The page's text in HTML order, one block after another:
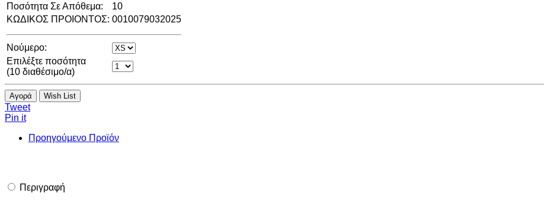
Ποσότητα Σε Απόθεμα:
10
ΚΩΔΙΚΟΣ ΠΡΟΙΟΝΤΟΣ: 0010079032025
Νούμερο:
Επιλέξτε ποσότητα
(10 διαθέσιμο/α)
Αγορά Wish List
Tweet
Pin it
Προηγούμενο Προϊόν
Περιγραφή